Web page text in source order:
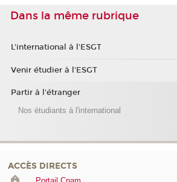
Dans la même rubrique
L'international à l'ESGT
Venir étudier à l'ESGT
Partir à l'étranger
Nos étudiants à l'international
ACCÈS DIRECTS